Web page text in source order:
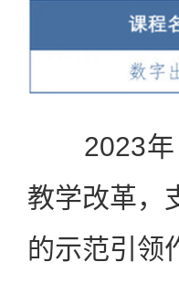
2023年
教学改革，
的示范引领